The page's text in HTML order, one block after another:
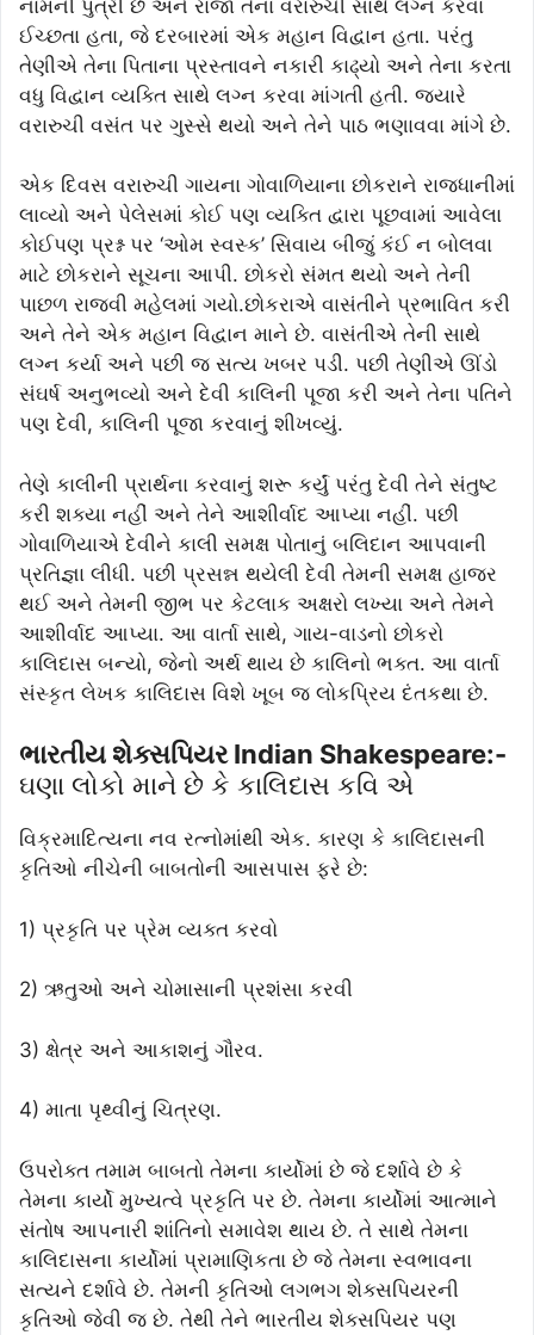
નામની પુત્રી છે અને રાજા તેના વરારુચી સાથે લગ્ન કરવા
ઈચ્છતા હતા, જે દરબારમાં એક મહાન વિદ્વાન હતા. પરંતુ
તેણીએ તેના પિતાના પ્રસ્તાવને નકારી કાઢ્યો અને તેના કરતા
વધુ વિદ્વાન વ્યક્તિ સાથે લગ્ન કરવા માંગતી હતી. જ્યારે
વરારુચી વસંત પર ગુસ્સે થયો અને તેને પાઠ ભણાવવા માંગે છે.
એક દિવસ વરારુચી ગાયના ગોવાળિયાના છોકરાને રાજધાનીમાં
લાવ્યો અને પેલેસમાં કોઈ પણ વ્યક્તિ દ્વારા પૂછવામાં આવેલા
કોઈપણ પ્રશ્ન પર ‘ઓમ સ્વસ્ક’ સિવાય બીજું કંઈ ન બોલવા
માટે છોકરાને સૂચના આપી. છોકરો સંમત થયો અને તેની
પાછળ રાજવી મહેલમાં ગયો.છોકરાએ વાસંતીને પ્રભાવિત કરી
અને તેને એક મહાન વિદ્વાન માને છે. વાસંતીએ તેની સાથે
લગ્ન કર્યા અને પછી જ સત્ય ખબર પડી. પછી તેણીએ ઊંડો
સંઘર્ષ અનુભવ્યો અને દેવી કાલિની પૂજા કરી અને તેના પતિને
પણ દેવી, કાલિની પૂજા કરવાનું શીખવ્યું.
તેણે કાલીની પ્રાર્થના કરવાનું શરૂ કર્યું પરંતુ દેવી તેને સંતુષ્ટ
કરી શક્યા નહીં અને તેને આશીર્વાદ આપ્યા નહીં. પછી
ગોવાળિયાએ દેવીને કાલી સમક્ષ પોતાનું બલિદાન આપવાની
પ્રતિજ્ઞા લીધી. પછી પ્રસન્ન થયેલી દેવી તેમની સમક્ષ હાજર
થઈ અને તેમની જીભ પર કેટલાક અક્ષરો લખ્યા અને તેમને
આશીર્વાદ આપ્યા. આ વાર્તા સાથે, ગાય-વાડનો છોકરો
કાલિદાસ બન્યો, જેનો અર્થ થાય છે કાલિનો ભક્ત. આ વાર્તા
સંસ્કૃત લેખક કાલિદાસ વિશે ખૂબ જ લોકપ્રિય દંતકથા છે.
ભારતીય શેક્સપિયર Indian Shakespeare:-
ઘણા લોકો માને છે કે કાલિદાસ કવિ એ
વિક્રમાદિત્યના નવ રત્નોમાંથી એક. કારણ કે કાલિદાસની
કૃતિઓ નીચેની બાબતોની આસપાસ ફરે છે:
1) પ્રકૃતિ પર પ્રેમ વ્યક્ત કરવો
2) ઋતુઓ અને ચોમાસાની પ્રશંસા કરવી
3) ક્ષેત્ર અને આકાશનું ગૌરવ.
4) માતા પૃથ્વીનું ચિત્રણ.
ઉપરોક્ત તમામ બાબતો તેમના કાર્યોમાં છે જે દર્શાવે છે કે
તેમના કાર્યો મુખ્યત્વે પ્રકૃતિ પર છે. તેમના કાર્યોમાં આત્માને
સંતોષ આપનારી શાંતિનો સમાવેશ થાય છે. તે સાથે તેમના
કાલિદાસના કાર્યોમાં પ્રામાણિકતા છે જે તેમના સ્વભાવના
સત્યને દર્શાવે છે. તેમની કૃતિઓ લગભગ શેક્સપિયરની
કૃતિઓ જેવી જ છે. તેથી તેને ભારતીય શેક્સપિયર પણ